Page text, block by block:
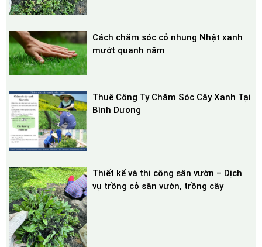
Cách chăm sóc cỏ nhung Nhật xanh
mướt quanh năm
Thuê Công Ty Chăm Sóc Cây Xanh Tại
Bình Dương
Thiết kế và thi công sân vườn – Dịch
vụ trồng cỏ sân vườn, trồng cây